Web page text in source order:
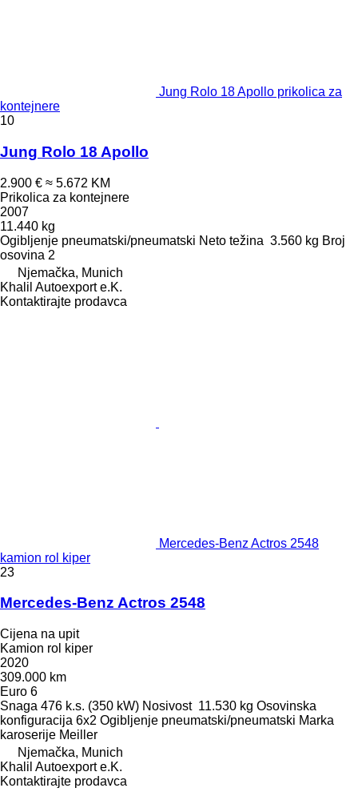
Jung Rolo 18 Apollo prikolica za
kontejnere
10
Jung Rolo 18 Apollo
2.900 € ≈ 5.672 KM
Prikolica za kontejnere
2007
11.440 kg
Ogibljenje pneumatski/pneumatski Neto težina 3.560 kg Broj
osovina 2
Njemačka, Munich
Khalil Autoexport e.K.
Kontaktirajte prodavca
Mercedes-Benz Actros 2548
kamion rol kiper
23
Mercedes-Benz Actros 2548
Cijena na upit
Kamion rol kiper
2020
309.000 km
Euro 6
Snaga 476 k.s. (350 kW) Nosivost 11.530 kg Osovinska
konfiguracija 6x2 Ogibljenje pneumatski/pneumatski Marka
karoserije Meiller
Njemačka, Munich
Khalil Autoexport e.K.
Kontaktirajte prodavca